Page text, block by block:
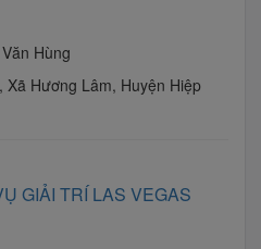
Hùng
Xã Hương Lâm, Huyện Hiệp
GIẢI TRÍ LAS VEGAS